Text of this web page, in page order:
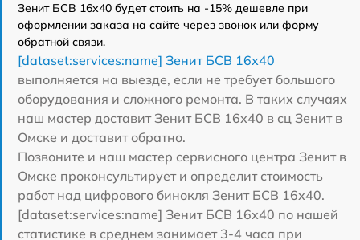
Зенит БСВ 16х40 будет стоить на -15% дешевле при
оформлении заказа на сайте через звонок или форму
обратной связи.
[dataset:services:name] Зенит БСВ 16х40
выполняется на выезде, если не требует большого
оборудования и сложного ремонта. В таких случаях
наш мастер доставит Зенит БСВ 16х40 в сц Зенит в
Омске и доставит обратно.
Позвоните и наш мастер сервисного центра Зенит в
Омске проконсультирует и определит стоимость
работ над цифрового бинокля Зенит БСВ 16х40.
[dataset:services:name] Зенит БСВ 16х40 по нашей
статистике в среднем занимает 3-4 часа при